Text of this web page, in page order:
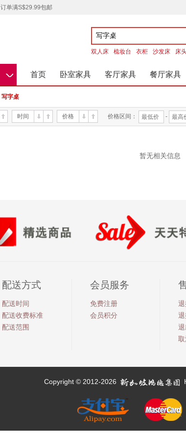
订单满S$29.99包邮
双人床 梳妆台 衣柜 沙发床 床
◇ 首页 卧室家具 客厅家具 餐厅家具
写字桌
时间 价格 价格区间： -
暂无相关信息
配送方式
配送时间
配送收费标准
配送范围
会员服务
免费注册
会员积分
退
Copyright © 2012-2026